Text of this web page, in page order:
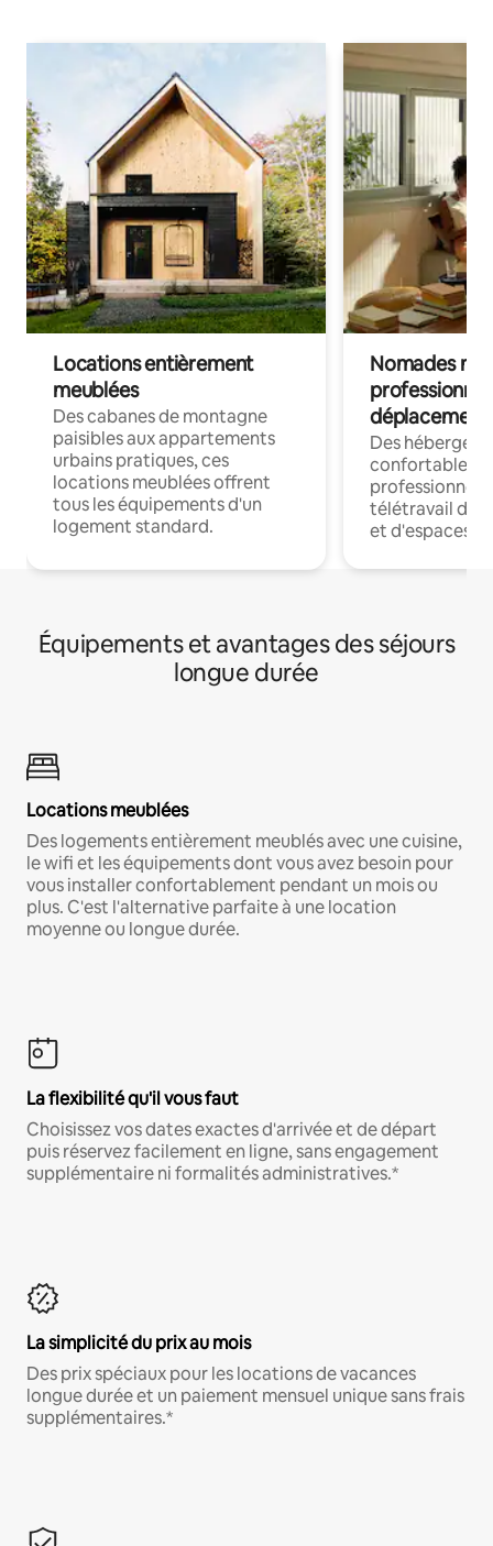
Locations entièrement
meublées
Des cabanes de montagne
paisibles aux appartements
urbains pratiques, ces
locations meublées offrent
tous les équipements d'un
logement standard.
Nomades
déplacement
Des
confortables
professionnels
télétravail
et d'espaces
Équipements et avantages des séjours
longue durée
Locations meublées
Des logements entièrement meublés avec une cuisine,
le wifi et les équipements dont vous avez besoin pour
vous installer confortablement pendant un mois ou
plus. C'est l'alternative parfaite à une location
moyenne ou longue durée.
La flexibilité qu'il vous faut
Choisissez vos dates exactes d'arrivée et de départ
puis réservez facilement en ligne, sans engagement
supplémentaire ni formalités administratives.*
La simplicité du prix au mois
Des prix spéciaux pour les locations de vacances
longue durée et un paiement mensuel unique sans frais
supplémentaires.*